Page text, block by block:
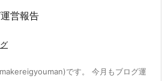
営報告
です。 今月もブログ運